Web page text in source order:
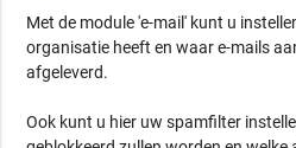
Met de module 'e-mail' kunt u
organisatie heeft en waar e-mails
afgeleverd.
Ook kunt u hier uw spamfilter